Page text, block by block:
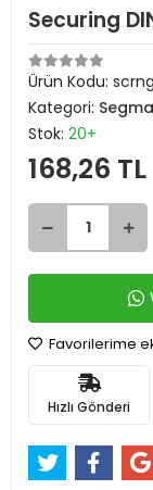
Securing
Ürün Kodu:
Kategori:
Stok: 20+
168,26 TL
Favorilerime
Hızlı Gönderi